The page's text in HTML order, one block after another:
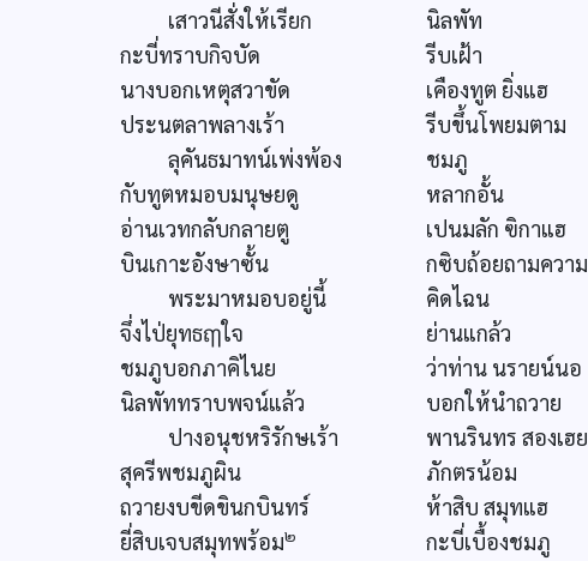
เสาวนีสั่งให้เรียก
นิลพัท
กะบี่ทราบกิจบัด
รีบเฝ้า
นางบอกเหตุสวาขัด
เคืองทูต ยิ่งแฮ
ประนตลาพลางเร้า
รีบขึ้นโพยมตาม
ลุคันธมาทน์เพ่งพ้อง
ชมภู
กับทูตหมอบมนุษยดู
หลากอั้น
อ่านเวทกลับกลายตู
เปนมลัก ฃิกาแฮ
บินเกาะอังษาซั้น
กซิบถ้อยถามความ
พระมาหมอบอยู่นี้
คิดไฉน
จึ่งไป่ยุทธฤๅใจ
ย่านแกล้ว
ชมภูบอกภาคิไนย
ว่าท่าน นรายน์นอ
นิลพัททราบพจน์แล้ว
บอกให้นำถวาย
ปางอนุชหริรักษเร้า
พานรินทร สองเฮย
สุครีพชมภูผิน
ภักตรน้อม
ถวายงบขีดขินกบินทร์
ห้าสิบ สมุทแฮ
ยี่สิบเจบสมุทพร้อม๒
กะบี่เบื้องชมภู